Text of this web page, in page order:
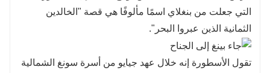
التي جعلت من بنغلاي اسمًا مألوفًا هي قصة "الخالدين
الثمانية الذين عبروا البحر".
تقول الأسطورة إنه خلال عهد جيايو من أسرة سونغ الشمالية